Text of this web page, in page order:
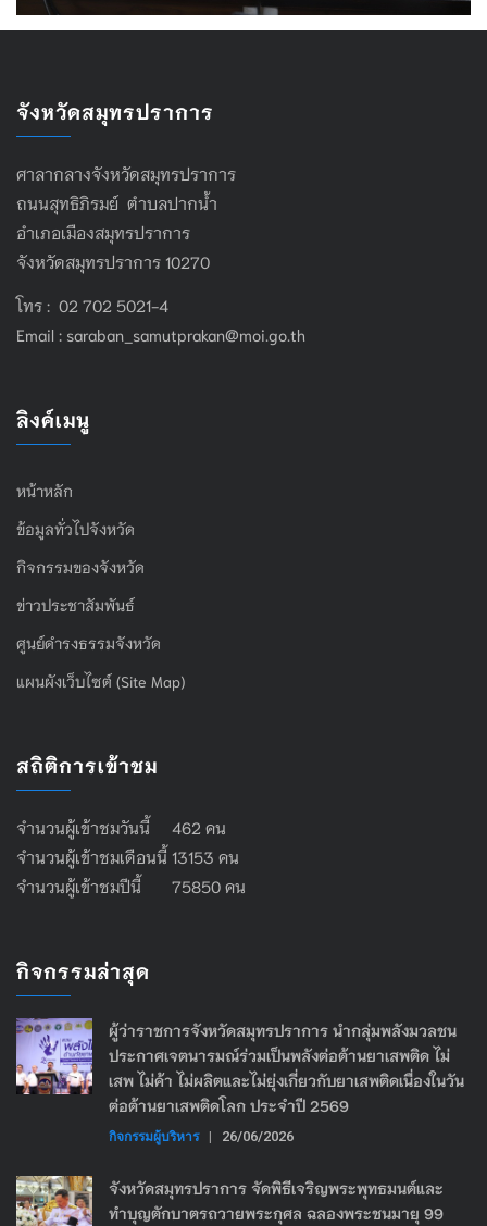
จังหวัดสมุทรปราการ
ศาลากลางจังหวัดสมุทรปราการ
ถนนสุทธิภิรมย์ ตำบลปากน้ำ
อำเภอเมืองสมุทรปราการ
จังหวัดสมุทรปราการ 10270
โทร : 02 702 5021-4
Email : saraban_samutprakan@moi.go.th
ลิงค์เมนู
หน้าหลัก
ข้อมูลทั่วไปจังหวัด
กิจกรรมของจังหวัด
ข่าวประชาสัมพันธ์
ศูนย์ดำรงธรรมจังหวัด
แผนผังเว็บไซต์ (Site Map)
สถิติการเข้าชม
จำนวนผู้เข้าชมวันนี้ 462 คน
จำนวนผู้เข้าชมเดือนนี้ 13153 คน
จำนวนผู้เข้าชมปีนี้ 75850 คน
กิจกรรมล่าสุด
ผู้ว่าราชการจังหวัดสมุทรปราการ นำกลุ่มพลังมวลชน
ประกาศเจตนารมณ์ร่วมเป็นพลังต่อต้านยาเสพติด ไม่
เสพ ไม่ค้า ไม่ผลิตและไม่ยุ่งเกี่ยวกับยาเสพติดเนื่องในวัน
ต่อต้านยาเสพติดโลก ประจำปี 2569
กิจกรรมผู้บริหาร | 26/06/2026
จังหวัดสมุทรปราการ จัดพิธีเจริญพระพุทธมนต์และ
ทำบุญตักบาตรถวายพระกุศล ฉลองพระชนมายุ 99